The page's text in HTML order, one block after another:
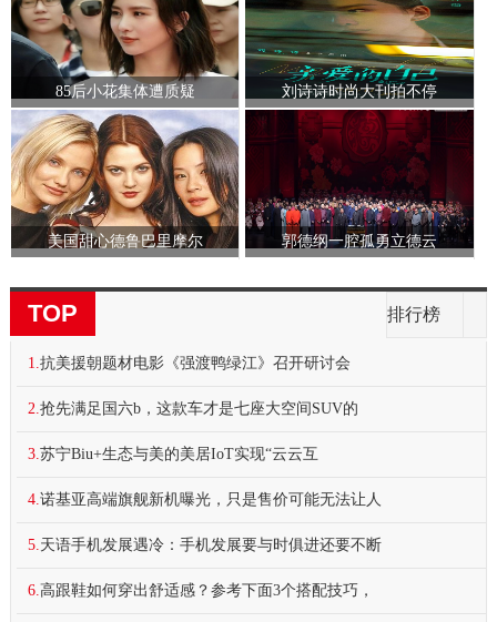
85后小花集体遭质疑 刘诗诗时尚大刊拍不停
美国甜心德鲁巴里摩尔 郭德纲一腔孤勇立德云
TOP 排行榜
1.抗美援朝题材电影《强渡鸭绿江》召开研讨会
2.抢先满足国六b，这款车才是七座大空间SUV的
3.苏宁Biu+生态与美的美居IoT实现“云云互
4.诺基亚高端旗舰新机曝光，只是售价可能无法让人
5.天语手机发展遇冷：手机发展要与时俱进还要不断
6.高跟鞋如何穿出舒适感？参考下面3个搭配技巧，